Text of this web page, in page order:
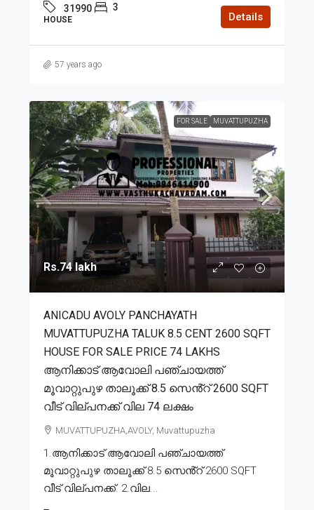
31990 3
HOUSE Details
57 years ago
FOR SALE MUVATTUPUZHA
Rs.74 lakh
ANICADU AVOLY PANCHAYATH
MUVATTUPUZHA TALUK 8.5 CENT 2600 SQFT
HOUSE FOR SALE PRICE 74 LAKHS
ആനിക്കാട് ആവോലി പഞ്ചായത്ത്
മൂവാറ്റുപുഴ താലൂക്ക് 8.5 സെൻ്റ് 2600 SQFT
വീട് വില്പനക്ക് വില 74 ലക്ഷം
MUVATTUPUZHA,AVOLY, Muvattupuzha
1.ആനിക്കാട് ആവോലി പഞ്ചായത്ത്
മൂവാറ്റുപുഴ താലൂക്ക് 8.5 സെൻ്റ് 2600 SQFT
വീട് വില്പനക്ക്. 2.വില...